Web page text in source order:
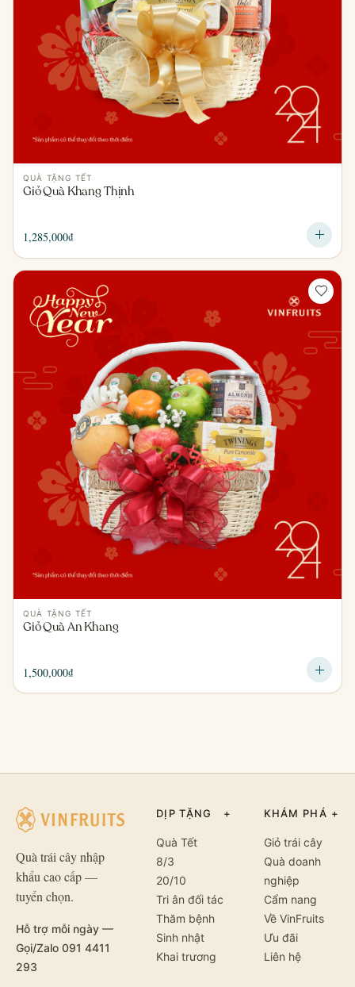
QUÀ TẶNG TẾT
Giỏ Quà Khang Thịnh
1,285,000₫
QUÀ TẶNG TẾT
Giỏ Quà An Khang
1,500,000₫
Quà trái cây nhập
khẩu cao cấp —
tuyển chọn.
Hỗ trợ mỗi ngày —
Gọi/Zalo 091 4411
293
DỊP TẶNG +
Quà Tết
8/3
20/10
Tri ân đối tác
Thăm bệnh
Sinh nhật
Khai trương
KHÁM PHÁ +
Giỏ trái cây
Quà doanh
nghiệp
Cẩm nang
Về VinFruits
Ưu đãi
Liên hệ